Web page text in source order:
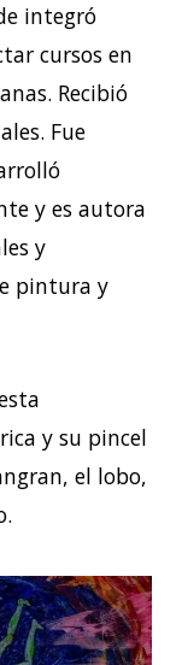
integró
cursos en
Recibió
Fue
y es autora
y
pintura y
y su pincel
el lobo,